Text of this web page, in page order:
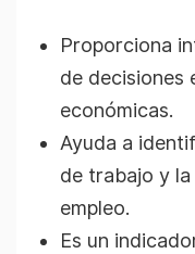
Proporciona
de decisiones
económicas.
Ayuda a
de trabajo y
empleo.
Es un